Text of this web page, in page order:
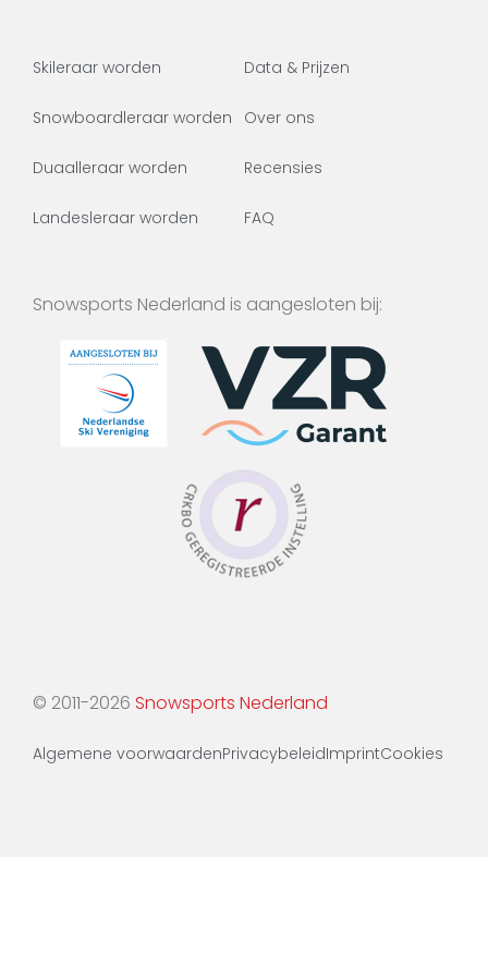
Skileraar worden
Snowboardleraar worden
Duaalleraar worden
Landesleraar worden
Data & Prijzen
Over ons
Recensies
FAQ
Snowsports Nederland is aangesloten bij:
© 2011-2026 Snowsports Nederland
Algemene voorwaardenPrivacybeleidImprintCookies